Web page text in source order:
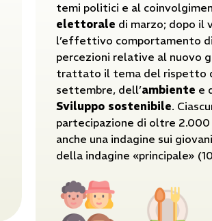
temi politici e al
elettorale di marzo; dopo il
l’effettivo comportamento
percezioni relative al nuovo
trattato il tema del rispetto
settembre, dell’ambiente e
Sviluppo sostenibile.
partecipazione di oltre
anche una indagine sui
della indagine «principale»